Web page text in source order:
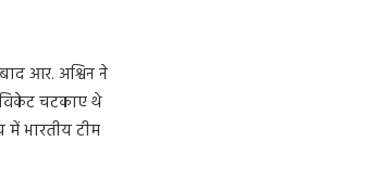
आर. अश्विन ने
चटकाए थे
भारतीय टीम